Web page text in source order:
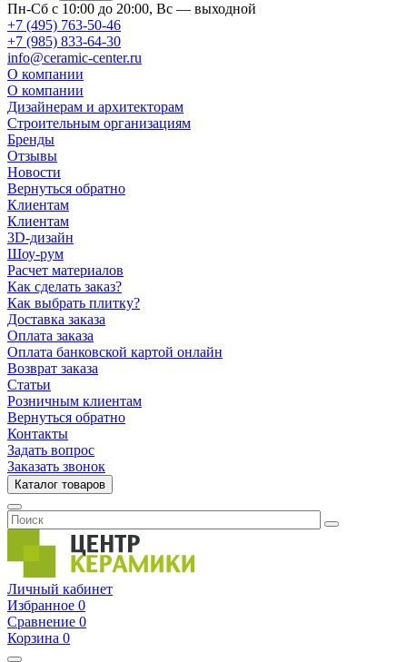
Пн-Сб с 10:00 до 20:00, Вс — выходной
+7 (495) 763-50-46
+7 (985) 833-64-30
info@ceramic-center.ru
О компании
О компании
Дизайнерам и архитекторам
Строительным организациям
Бренды
Отзывы
Новости
Вернуться обратно
Клиентам
Клиентам
3D-дизайн
Шоу-рум
Расчет материалов
Как сделать заказ?
Как выбрать плитку?
Доставка заказа
Оплата заказа
Оплата банковской картой онлайн
Возврат заказа
Статьи
Розничным клиентам
Вернуться обратно
Контакты
Задать вопрос
Заказать звонок
Каталог товаров
Личный кабинет
Избранное 0
Сравнение 0
Корзина 0